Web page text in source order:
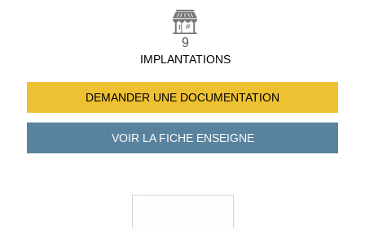
9
IMPLANTATIONS
DEMANDER UNE DOCUMENTATION
VOIR LA FICHEENSEIGNE